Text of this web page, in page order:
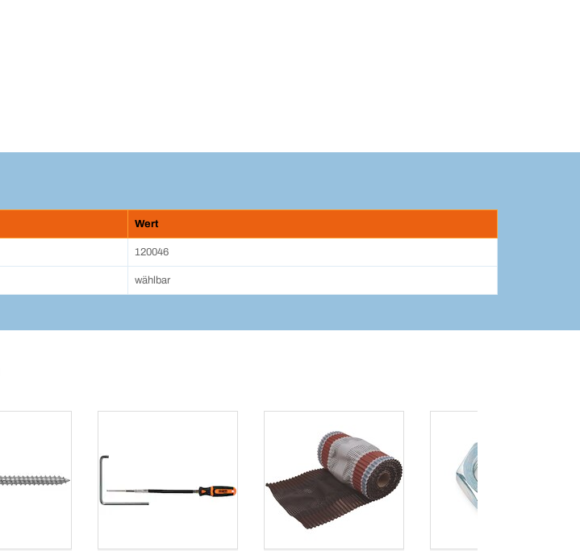
Wert
120046
wählbar